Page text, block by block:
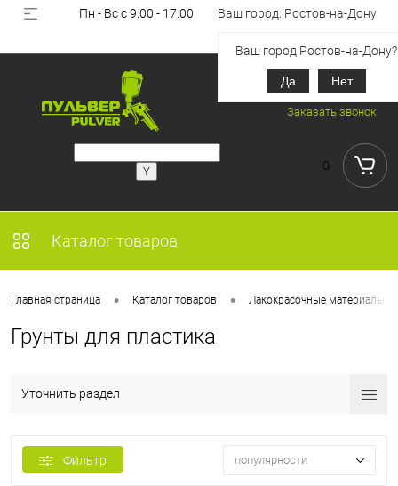
Пн - Вс с 9:00 - 17:00 Ваш город: Ростов-на-Дону
Ваш город Ростов-на-Дону?
Да Нет
+7 (918) 851-53-00
Заказать звонок
0
Каталог товаров
Главная страница • Каталог товаров • Лакокрасочные материалы
Грунты для пластика
Уточнить раздел
Фильтр популярности